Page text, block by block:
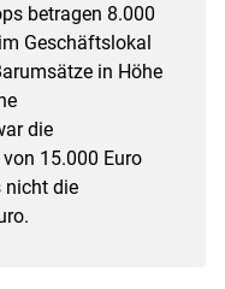
betragen 8.000
Geschäftslokal
in Höhe
die
15.000 Euro
nicht die